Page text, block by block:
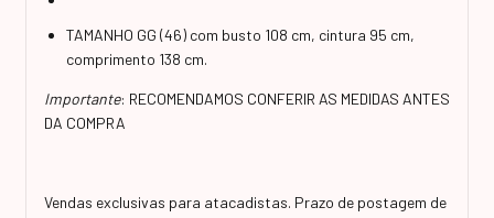
TAMANHO GG (46) com busto 108 cm, cintura 95 cm,
comprimento 138 cm.
Importante: RECOMENDAMOS CONFERIR AS MEDIDAS ANTES
DA COMPRA
Vendas exclusivas para atacadistas. Prazo de postagem de